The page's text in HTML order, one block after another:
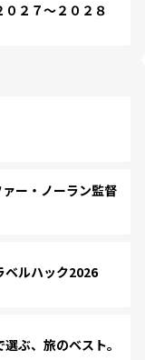
２７～２０２８
ー・ノーラン監督
ルハック2026
ぶ、旅のベスト。